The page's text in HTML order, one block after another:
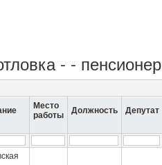
- - пенсионер
Место
работы
Должность Депутат